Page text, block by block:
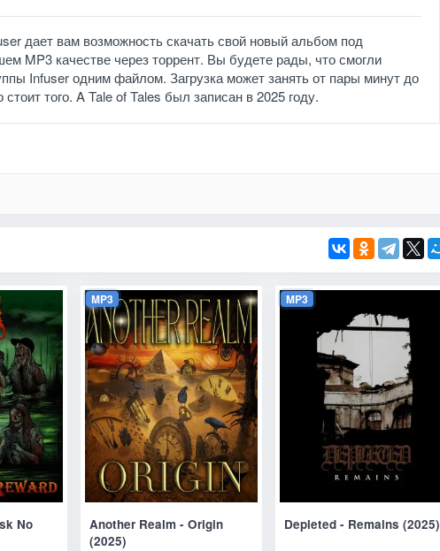
дает вам возможность скачать свой новый альбом под
MP3 качестве через торрент. Вы будете рады, что смогли
Infuser одним файлом. Загрузка может занять от пары минут до
того. A Tale of Tales был записан в 2025 году.
No
MP3
Another Realm - Origin
(2025)
MP3
Depleted - Remains (2025)